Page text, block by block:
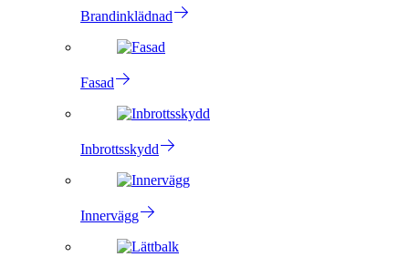
Brandinklädnad
Fasad
Inbrottsskydd
Innervägg